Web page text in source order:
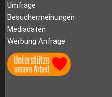
Umfrage
Besuchermeinungen
Mediadaten
Werbung Anfrage